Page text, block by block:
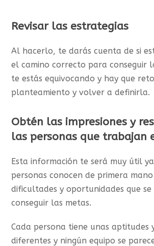
Revisar las estrategias
Al hacerlo, te darás cuenta de si
el camino correcto para conseguir
te estás equivocando y hay que
planteamiento y volver a definirla.
Obtén las impresiones y
las personas que trabajan
Esta información te será muy útil ya
personas conocen de primera
dificultades y oportunidades que
conseguir las metas.
Cada persona tiene unas aptitudes
diferentes y ningún equipo se